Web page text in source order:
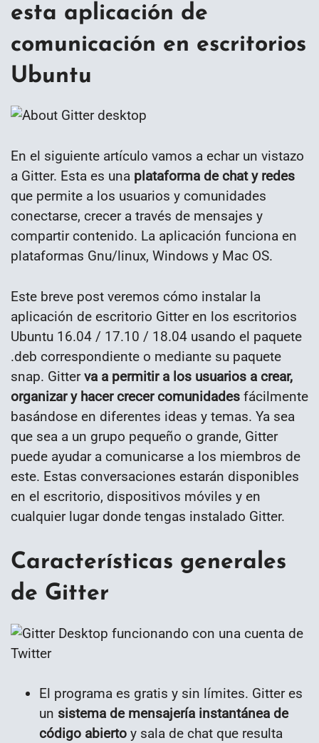
esta aplicación de
comunicación en escritorios
Ubuntu
En el siguiente artículo vamos a echar un vistazo
a Gitter. Esta es una plataforma de chat y redes
que permite a los usuarios y comunidades
conectarse, crecer a través de mensajes y
compartir contenido. La aplicación funciona en
plataformas Gnu/linux, Windows y Mac OS.
Este breve post veremos cómo instalar la
aplicación de escritorio Gitter en los escritorios
Ubuntu 16.04 / 17.10 / 18.04 usando el paquete
.deb correspondiente o mediante su paquete
snap. Gitterva a permitir a los usuarios a crear,
organizar y hacer crecer comunidades fácilmente
basándose en diferentes ideas y temas. Ya sea
que sea a un grupo pequeño o grande, Gitter
puede ayudar a comunicarse a los miembros de
este. Estas conversaciones estarán disponibles
en el escritorio, dispositivos móviles y en
cualquier lugar donde tengas instalado Gitter.
Características generales
de Gitter
El programa es gratis y sin límites. Gitter es
un sistema de mensajería instantánea de
código abierto y sala de chat que resulta